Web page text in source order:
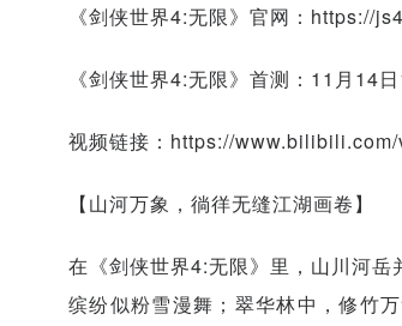
《剑侠世界4:无限》官网：https://
《剑侠世界4:无限》首测：11月14
视频链接：https://
【山河万象，徜徉无缝江湖画卷】
在《剑侠世界4:无限》里，山川河
缤纷似粉雪漫舞；翠华林中，修竹